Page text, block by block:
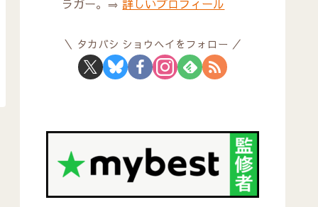
ラガー。⇒詳しいプロフィール
タカバシ ショウヘイをフォロー